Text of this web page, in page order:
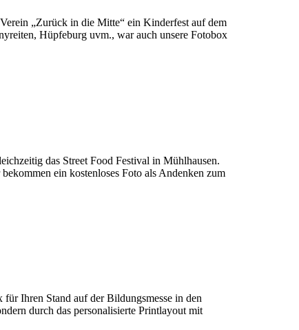
„Zurück in die Mitte“ ein Kinderfest auf dem
Hüpfeburg uvm., war auch unsere Fotobox
das Street Food Festival in Mühlhausen.
ein kostenloses Foto als Andenken zum
Ihren Stand auf der Bildungsmesse in den
durch das personalisierte Printlayout mit